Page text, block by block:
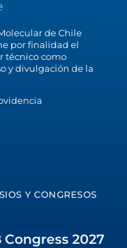
de Chile
por finalidad el
técnico como
y divulgación de la
Y CONGRESOS
2027